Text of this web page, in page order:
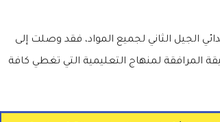
الجيل الثاني لجميع المواد، فقد وصلت إلى
المرافقة لمنهاج التعليمية التي تغطي كافة